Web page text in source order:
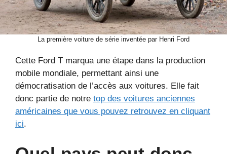
La première voiture de série inventée par Henri Ford
Cette Ford T marqua une étape dans la production
mobile mondiale, permettant ainsi une
démocratisation de l’accès aux voitures. Elle fait
donc partie de notre top des voitures anciennes
américaines que vous pouvez retrouvez en cliquant
ici.